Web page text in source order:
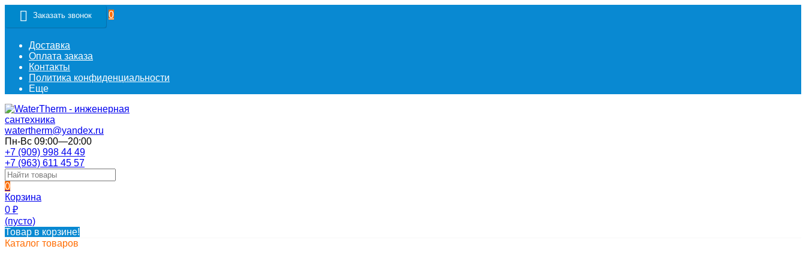
Заказать звонок 0
Доставка
Оплата заказа
Контакты
Политика конфиденциальности
Еще
watertherm@yandex.ru
Пн-Вс 09:00—20:00
+7 (909) 998 44 49
+7 (963) 611 45 57
0
Корзина
0 ₽
(пусто)
Товар в корзине!
Каталог товаров